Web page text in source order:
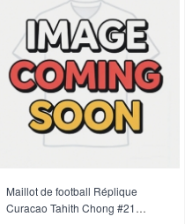
Maillot de football Réplique
Curacao Tahith Chong #21